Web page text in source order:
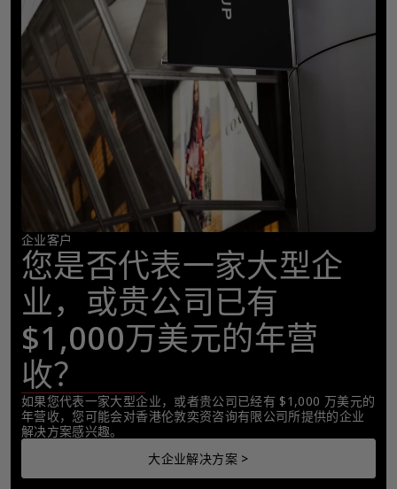
企业客户
您是否代表一家大型企
业，或贵公司已有
$1,000万美元的年营
收？
如果您代表一家大型企业，或者贵公司已经有 $1,000 万美元的
年营收，您可能会对香港伦敦奕资咨询有限公司所提供的企业
解决方案感兴趣。
大企业解决方案 >